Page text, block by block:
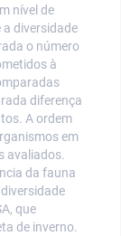
nível de
diversidade
o número
à
diferença
A ordem
em
avaliados.
da fauna
que
de inverno.